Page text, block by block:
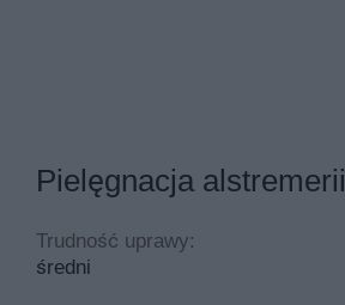
Pielęgnacja alstremerii
Trudność uprawy:
średni